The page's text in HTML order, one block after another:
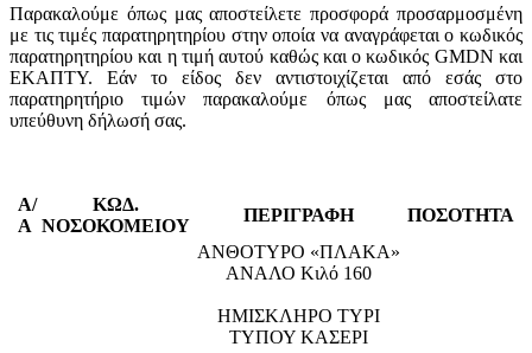
Παρακαλούμε όπως μας αποστείλετε προσφορά προσαρμοσμένη
με τις τιμές παρατηρητηρίου στην οποία να αναγράφεται ο κωδικός
παρατηρητηρίου και η τιμή αυτού καθώς και ο κωδικός GMDN και
ΕΚΑΠΤΥ. Εάν το είδος δεν αντιστοιχίζεται από εσάς στο
παρατηρητήριο τιμών παρακαλούμε όπως μας αποστείλατε
υπεύθυνη δήλωσή σας.
Α/
Α
ΚΩΔ.
ΝΟΣΟΚΟΜΕΙΟΥ
ΠΕΡΙΓΡΑΦΗ ΠΟΣΟΤΗΤΑ
ΑΝΘΟΤΥΡΟ «ΠΛΑΚΑ»
ΑΝΑΛΟ Κιλό 160
ΗΜΙΣΚΛΗΡΟ ΤΥΡΙ
ΤΥΠΟΥ ΚΑΣΕΡΙ